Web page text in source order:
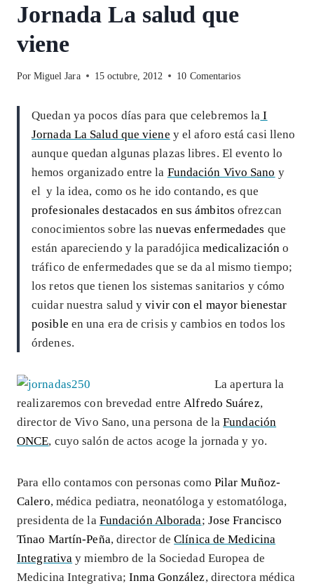
Jornada La salud que
viene
Por Miguel Jara 15 octubre, 2012 10 Comentarios
Quedan ya pocos días para que celebremos la I
Jornada La Salud que viene y el aforo está casi lleno
aunque quedan algunas plazas libres. El evento lo
hemos organizado entre la Fundación Vivo Sano y
el y la idea, como os he ido contando, es que
profesionales destacados en sus ámbitos ofrezcan
conocimientos sobre lasnuevas enfermedades que
están apareciendo y la paradójicamedicalización o
tráfico de enfermedades que se da al mismo tiempo;
los retos que tienen los sistemas sanitarios y cómo
cuidar nuestra salud yvivir con el mayor bienestar
posible en una era de crisis y cambios en todos los
órdenes.
La apertura la
realizaremos con brevedad entre Alfredo Suárez,
director de Vivo Sano, una persona de laFundación
ONCE, cuyo salón de actos acoge la jornada y yo.
Para ello contamos con personas como Pilar Muñoz-
Calero, médica pediatra, neonatóloga y estomatóloga,
presidenta de la Fundación Alborada; Jose Francisco
Tinao Martín-Peña, director deClínica de Medicina
Integrativa y miembro de la Sociedad Europea de
Medicina Integrativa;Inma González, directora médica